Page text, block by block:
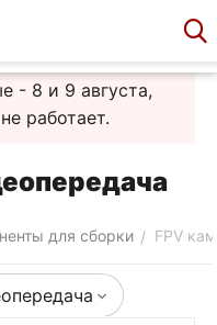
- 8 и 9 августа,
работает.
для сборки / FPV